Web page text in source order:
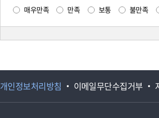
매우만족 만족 보통 불만족
개인정보처리방침 이메일무단수집거부